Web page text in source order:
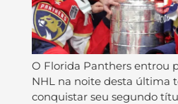
O Florida Panthers entrou
NHL na noite desta última
conquistar seu segundo